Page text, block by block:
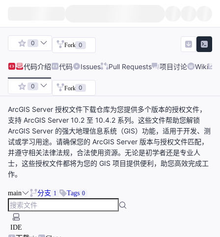
0 Fork 0
代码介绍 代码 Issues Pull Requests 项目讨论 Wiki
0 Fork 0
ArcGIS Server 授权文件下载仓库为您提供多个版本的授权文件，
支持 ArcGIS Server 10.2 至 10.4.2 系列。这些文件帮助您解锁
ArcGIS Server 的强大地理信息系统（GIS）功能，适用于开发、测
试或学习用途。请确保您的 ArcGIS Server 版本与授权文件匹配，
并遵守相关法律法规，合法使用资源。无论是初学者还是专业人
士，这些授权文件都将为您的 GIS 项目提供便利，助您高效完成工
作。
main 分支 1 Tags 0
IDE